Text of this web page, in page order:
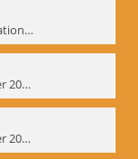
Biomechanik- Abschlusspräsentation des Workshops Sommer 2001
Biomechanik-Workshop, Sommer 2002
Biomechanik-Workshop, Sommer 2003